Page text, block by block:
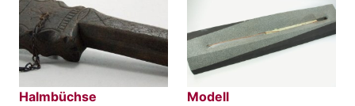
Halmbüchse Modell